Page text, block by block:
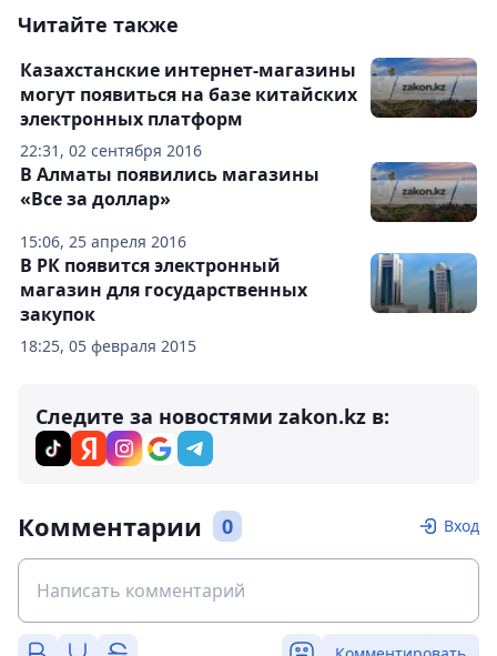
Читайте также
22:31, 02 сентября 2016
Казахстанские интернет-магазины
могут появиться на базе китайских
электронных платформ
15:06, 25 апреля 2016
В Алматы появились магазины
«Все за доллар»
18:25, 05 февраля 2015
В РК появится электронный
магазин для государственных
закупок
Следите за новостями zakon.kz в:
Комментарии 0 Вход